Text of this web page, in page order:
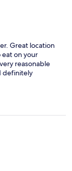
Great location
on your
reasonable
definitely